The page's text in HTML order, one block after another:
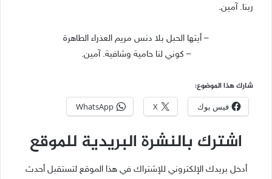
ربنا. آمين.
– أيتها الحبل بلا دنس مريم العذراء الطاهرة
– كوني لنا حامية وشافية. آمين.
شارك هذا الموضوع:
فيس بوك X
WhatsApp
اشترك بالنشرة البريدية للموقع
أدخل بريدك الإلكتروني للإشتراك في هذا الموقع لتستقبل أحدث